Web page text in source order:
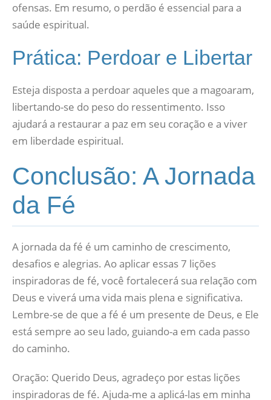
ofensas. Em resumo, o perdão é essencial para a
saúde espiritual.
Prática: Perdoar e Libertar
Esteja disposta a perdoar aqueles que a magoaram,
libertando-se do peso do ressentimento. Isso
ajudará a restaurar a paz em seu coração e a viver
em liberdade espiritual.
Conclusão: A Jornada
da Fé
A jornada da fé é um caminho de crescimento,
desafios e alegrias. Ao aplicar essas 7 lições
inspiradoras de fé, você fortalecerá sua relação com
Deus e viverá uma vida mais plena e significativa.
Lembre-se de que a fé é um presente de Deus, e Ele
está sempre ao seu lado, guiando-a em cada passo
do caminho.
Oração: Querido Deus, agradeço por estas lições
inspiradoras de fé. Ajuda-me a aplicá-las em minha